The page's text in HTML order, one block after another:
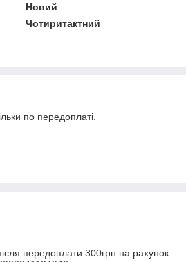
Новий
Чотиритактний
по передоплаті.
передоплати 300грн на рахунок